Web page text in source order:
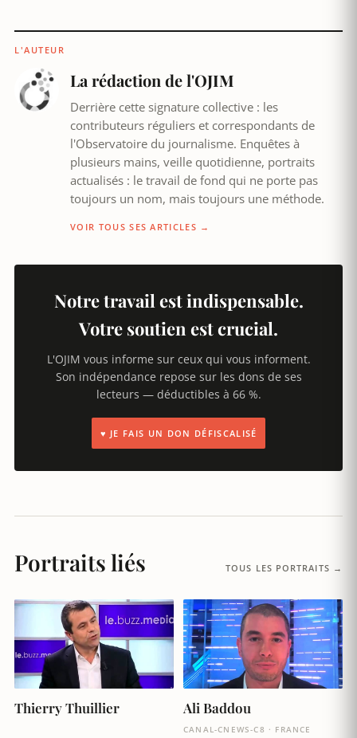
L'AUTEUR
La rédaction de l'OJIM
Derrière cette signature collective : les
contributeurs réguliers et correspondants de
l'Observatoire du journalisme. Enquêtes à
plusieurs mains, veille quotidienne, portraits
actualisés : le travail de fond qui ne porte pas
toujours un nom, mais toujours une méthode.
VOIR TOUS SES ARTICLES →
Notre travail est indispensable.
Votre soutien est crucial.
L'OJIM vous informe sur ceux qui vous informent.
Son indépendance repose sur les dons de ses
lecteurs — déductibles à 66 %.
♥ JE FAIS UN DON DÉFISCALISÉ
Portraits liés TOUS LES PORTRAITS →
Thierry Thuillier Ali Baddou
CANAL-CNEWS-C8 · FRANCE